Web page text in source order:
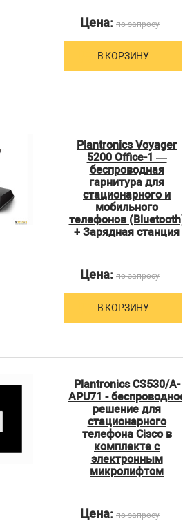
Цена: по запросу
В КОРЗИНУ
Plantronics Voyager
5200 Office-1 —
беспроводная
гарнитура для
стационарного и
мобильного
телефонов (Bluetooth)
+ Зарядная станция
Цена: по запросу
В КОРЗИНУ
Plantronics CS530/A-
APU71 - беспроводное
решение для
стационарного
телефона Cisco в
комплекте с
электронным
микролифтом
Цена: по запросу